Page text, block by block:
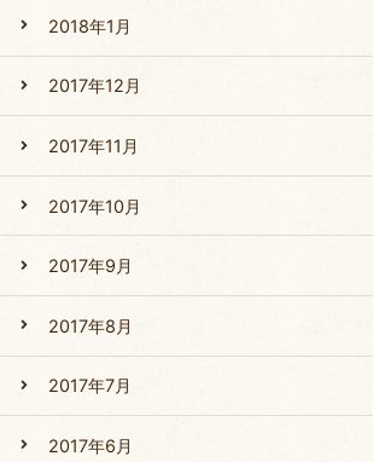
2018年1月
2017年12月
2017年11月
2017年10月
2017年9月
2017年8月
2017年7月
2017年6月